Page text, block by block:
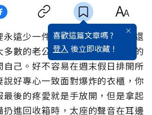
喜歡這篇文章嗎 ?
登入 後立即收藏 !
永遠少一件衣服」究竟是假命題還
多數的老公在年終歲末大掃除後的
自己。好不容易在週末假日排開所
說好專心一致面對爆炸的衣櫃，你
最後的疼愛就是手放開，但是拿起
扔進回收箱時，太座的聲音在耳邊